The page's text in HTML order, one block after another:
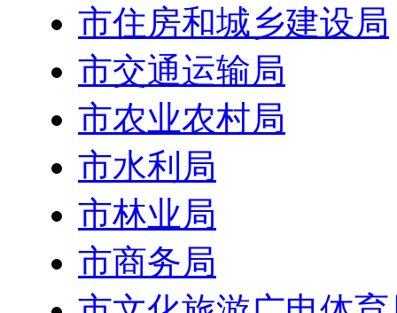
市住房和城乡建设局
市交通运输局
市农业农村局
市水利局
市林业局
市商务局